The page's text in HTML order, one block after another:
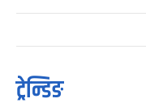
ट्रेन्डिङ